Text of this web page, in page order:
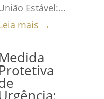
Estável:...
mais →